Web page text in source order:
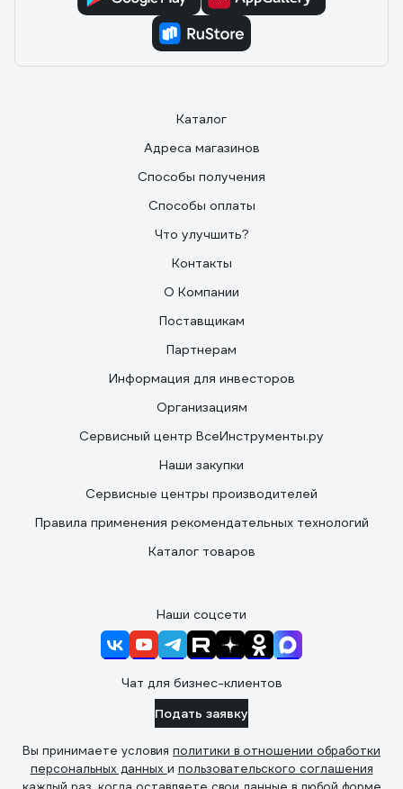
Каталог
Адреса магазинов
Способы получения
Способы оплаты
Что улучшить?
Контакты
О Компании
Поставщикам
Партнерам
Информация для инвесторов
Организациям
Сервисный центр ВсеИнструменты.ру
Наши закупки
Сервисные центры производителей
Правила применения рекомендательных технологий
Каталог товаров
Наши соцсети
Чат для бизнес-клиентов
Подать заявку
Вы принимаете условия политики в отношении обработки
персональных данных и пользовательского соглашения